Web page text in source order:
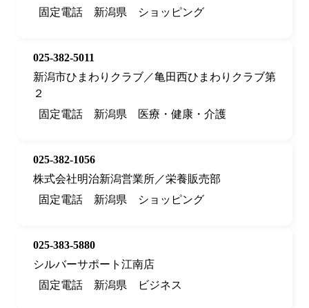
固定電話
新潟県 ショッピング
025-382-5011
新潟市ひまわりクラブ／亀田西ひまわりクラブ第
２
固定電話
新潟県 医療・健康・介護
025-382-1056
株式会社明治新潟営業所／栄養販売部
固定電話
新潟県 ショッピング
025-383-5880
シルバーサポート江南店
固定電話
新潟県 ビジネス